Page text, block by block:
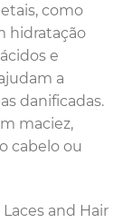
como
hidratação
e
a
danificadas.
maciez,
cabelo ou
and Hair